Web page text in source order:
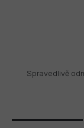
Spravedlivě